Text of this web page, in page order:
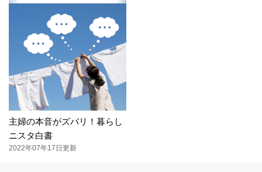
主婦の本音がズバリ！暮らし
ニスタ白書
2022年07年17日更新